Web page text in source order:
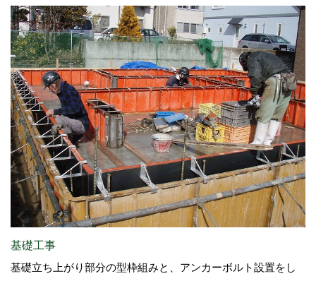
基礎工事
基礎立ち上がり部分の型枠組みと、アンカーボルト設置をし